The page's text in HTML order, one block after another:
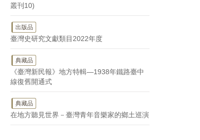
叢刊10)
出版品
臺灣史研究文獻類目2022年度
典藏品
《臺灣新民報》地方特輯—1938年鐵路臺中
線復舊開通式
典藏品
在地方聽見世界－臺灣青年音樂家的鄉土巡演